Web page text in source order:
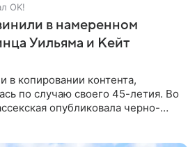
OK!
в намеренном
Уильяма и Кейт
в копировании контента,
по случаю своего 45-летия. Во
опубликовала черно-